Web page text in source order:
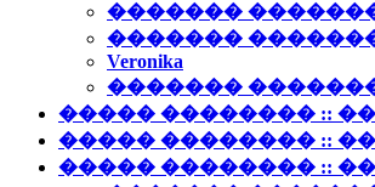
�������
�������
Veronika
�������
����� �������� ::
����� �������� ::
����� �������� ::